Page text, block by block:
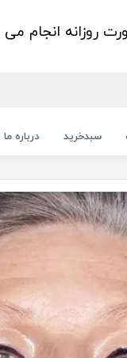
روزانه انجام
سبدخرید درباره ما